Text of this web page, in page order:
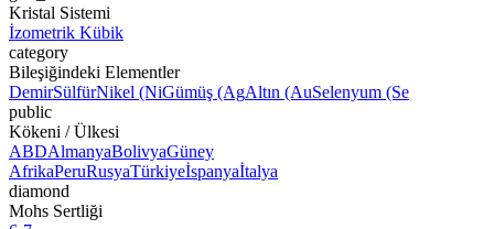
Kristal Sistemi
İzometrik Kübik
category
Bileşiğindeki Elementler
DemirSülfürNikel (NiGümüş (AgAltın (AuSelenyum (Se
public
Kökeni / Ülkesi
ABDAlmanyaBolivyaGüney
AfrikaPeruRusyaTürkiyeİspanyaİtalya
diamond
Mohs Sertliği